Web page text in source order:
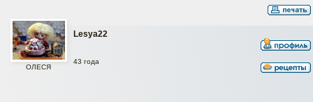
Lesya22
ОЛЕСЯ
43 года